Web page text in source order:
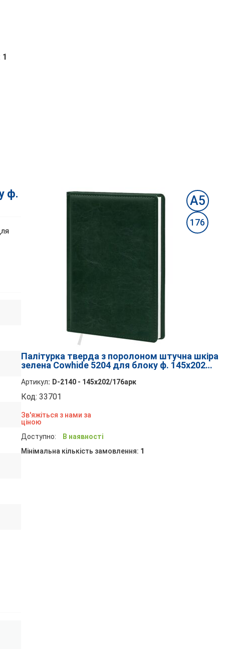
1
ф.
А5
176
Палітурка тверда з поролоном штучна шкіра
зелена Cowhide 5204 для блоку ф. 145х202
Артикул: D-2140 - 145х202/176арк
Код: 33701
Зв'яжіться з нами за
ціною
Доступно:
В наявності
Мінімальна кількість замовлення: 1